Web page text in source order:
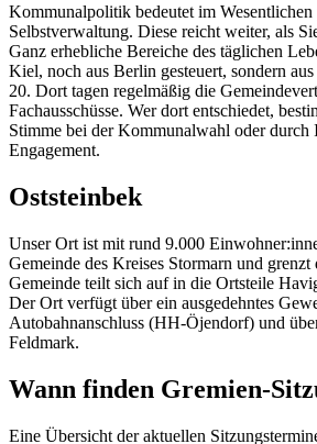
Kommunalpolitik bedeutet im Wesentlichen
Selbstverwaltung. Diese reicht weiter, als
Ganz erhebliche Bereiche des täglichen
Kiel, noch aus Berlin gesteuert, sondern
20. Dort tagen regelmäßig die
Fachausschüsse. Wer dort entschiedet,
Stimme bei der Kommunalwahl oder durch
Engagement.
Oststeinbek
Unser Ort ist mit rund 9.000
Gemeinde des Kreises Stormarn und
Gemeinde teilt sich auf in die Ortsteile
Der Ort verfügt über ein ausgedehntes
Autobahnanschluss (HH-Öjendorf) und
Feldmark.
Wann finden Gremien-
Eine Übersicht der aktuellen